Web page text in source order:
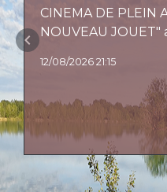
CINEMA DE PLEIN
NOUVEAU
12/08/2026 21:15
keyboard_arrow_left